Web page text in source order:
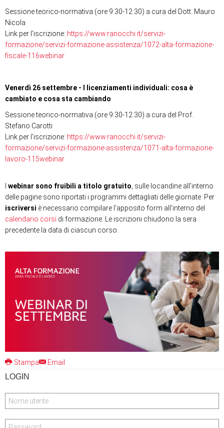
Sessione teorico-normativa (ore 9:30-12:30) a cura del Dott. Mauro
Nicola
Link per l'iscrizione: https://www.ranocchi.it/servizi-
formazione/servizi-formazione-assistenza/1072-alta-formazione-
fiscale-116webinar
Venerdì 26 settembre - I licenziamenti individuali: cosa è
cambiato e cosa sta cambiando
Sessione teorico-normativa (ore 9:30-12:30) a cura del Prof.
Stefano Carotti
Link per l'iscrizione: https://www.ranocchi.it/servizi-
formazione/servizi-formazione-assistenza/1071-alta-formazione-
lavoro-115webinar
webinar sono fruibili a titolo gratuito , sulle locandine all'interno
delle pagine sono riportati i programmi dettagliati delle giornate. Per
iscriversi è necessario compilare l'apposito form all'interno del
calendario corsi di formazione. Le iscrizioni chiudono la sera
precedente la data di ciascun corso.
Stampa Email
LOGIN